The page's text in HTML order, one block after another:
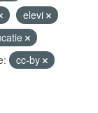
elevi
cc-by